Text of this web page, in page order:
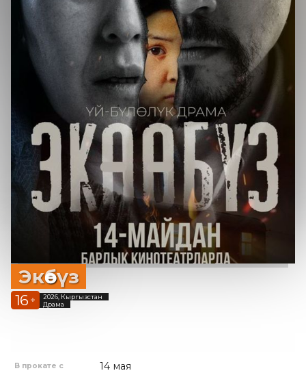
Экөөбүз
16 +
2026, Кыргызстан
Драма
В прокате с 14 мая